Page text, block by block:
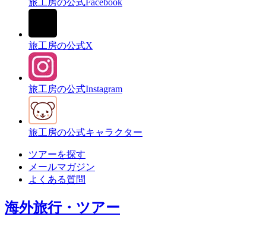
旅工房の公式Facebook
旅工房の公式X
旅工房の公式Instagram
旅工房の公式キャラクター
ツアーを探す
メールマガジン
よくある質問
海外旅行・ツアー